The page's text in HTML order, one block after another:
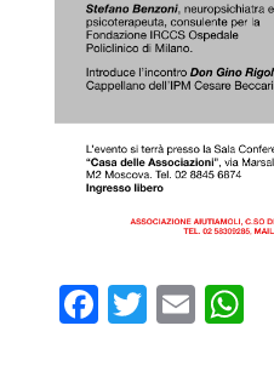
Facebook
Twitter
Email